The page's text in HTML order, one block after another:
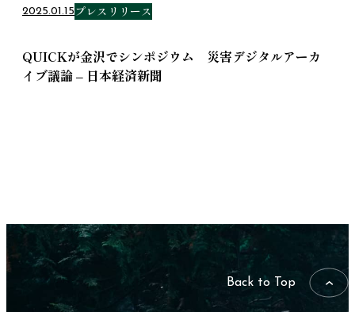
2025.01.15 プレスリリース
QUICKが金沢でシンポジウム 災害デジタルアーカ
イブ議論 – 日本経済新聞
Back to Top